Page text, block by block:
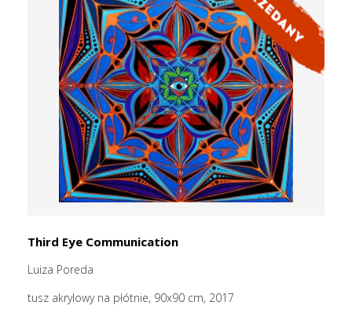
Third Eye Communication
Luiza Poreda
tusz akrylowy na płótnie, 90x90 cm, 2017